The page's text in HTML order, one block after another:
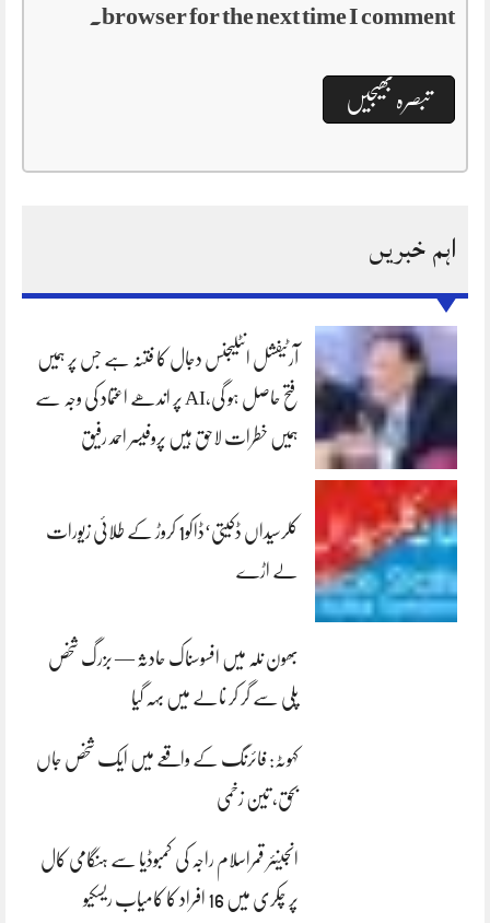
browser for the next time I comment.
اہم خبریں
آرٹیفشل انٹلیجنس دجال کا فتنہ ہے جس پر ہمیں
فتح حاصل ہو گی،AI پر اندھے اعتماد کی وجہ سے
ہمیں خطرات لاحق ہیں پروفیسر احمد رفیق
کلرسیداں ڈکیتی‘ڈاکو1 کروڑ کے طلائی زیورات
لے اڑے
بھون نلہ میں افسوسناک حادثہ — بزرگ شخص
پلی سے گر کر نالے میں بہہ گیا
کہوٹہ: فائرنگ کے واقعے میں ایک شخص جاں
بحق، تین زخمی
انجینئر قمراسلام راجہ کی کمبوڈیا سے ہنگامی کال
پر چکری میں 16 افراد کا کامیاب ریسکیو